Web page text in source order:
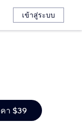
เข้าสู่ระบบ
า $39